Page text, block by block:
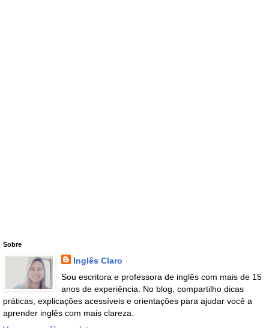
Sobre
Inglês Claro
Sou escritora e professora de inglês com mais de 15
anos de experiência. No blog, compartilho dicas
práticas, explicações acessíveis e orientações para ajudar você a
aprender inglês com mais clareza.